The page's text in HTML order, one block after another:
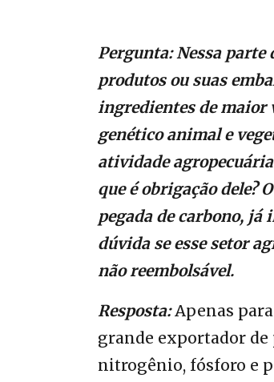
Pergunta: Nessa parte
produtos ou suas
ingredientes de maior
genético animal e
atividade
que é obrigação dele?
pegada de carbono,
dúvida se esse setor
não reembolsável.
Resposta: Apenas
grande exportador
nitrogênio, fósforo e